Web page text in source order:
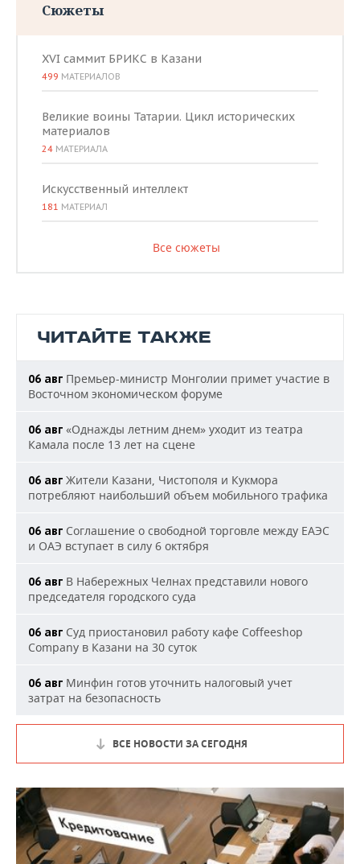
Сюжеты
XVI саммит БРИКС в Казани
499 МАТЕРИАЛОВ
Великие воины Татарии. Цикл исторических
материалов
24 МАТЕРИАЛА
Искусственный интеллект
181 МАТЕРИАЛ
Все сюжеты
ЧИТАЙТЕ ТАКЖЕ
06 авг Премьер-министр Монголии примет участие в
Восточном экономическом форуме
06 авг «Однажды летним днем» уходит из театра
Камала после 13 лет на сцене
06 авг Жители Казани, Чистополя и Кукмора
потребляют наибольший объем мобильного трафика
06 авг Соглашение о свободной торговле между ЕАЭС
и ОАЭ вступает в силу 6 октября
06 авг В Набережных Челнах представили нового
председателя городского суда
06 авг Суд приостановил работу кафе Coffeeshop
Company в Казани на 30 суток
06 авг Минфин готов уточнить налоговый учет
затрат на безопасность
ВСЕ НОВОСТИ ЗА СЕГОДНЯ